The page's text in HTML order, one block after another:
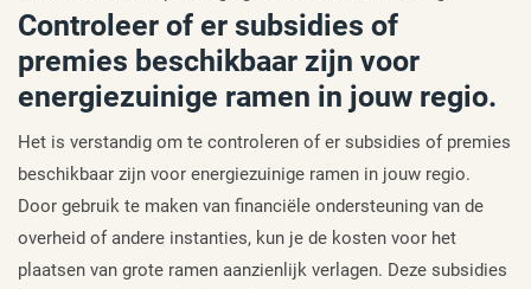
Controleer of er subsidies of
premies beschikbaar zijn voor
energiezuinige ramen in jouw regio.
Het is verstandig om te controleren of er subsidies of premies
beschikbaar zijn voor energiezuinige ramen in jouw regio.
Door gebruik te maken van financiële ondersteuning van de
overheid of andere instanties, kun je de kosten voor het
plaatsen van grote ramen aanzienlijk verlagen. Deze subsidies